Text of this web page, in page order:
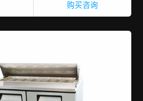
购买咨询